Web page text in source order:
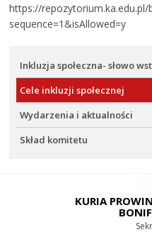
https://repozytorium.ka.edu.pl/
sequence=1&isAllowed=y
Inkluzja społeczna- słowo
Cele inkluzji społecznej
Wydarzenia i aktualności
Skład komitetu
KURIA